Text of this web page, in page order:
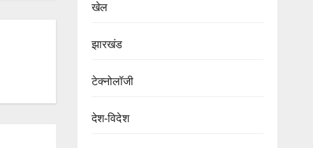
खेल
झारखंड
टेक्नोलॉजी
देश-विदेश